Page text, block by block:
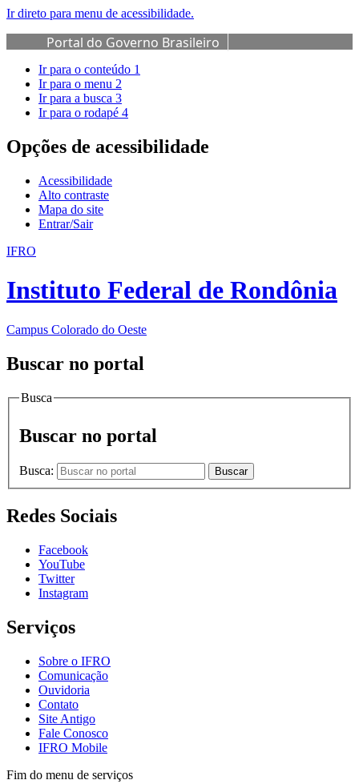
Ir direto para menu de acessibilidade.
Portal do Governo Brasileiro
Ir para o conteúdo 1
Ir para o menu 2
Ir para a busca 3
Ir para o rodapé 4
Opções de acessibilidade
Acessibilidade
Alto contraste
Mapa do site
Entrar/Sair
IFRO
Instituto Federal de Rondônia
Campus Colorado do Oeste
Buscar no portal
Busca
Buscar no portal
Busca: Buscar
Redes Sociais
Facebook
YouTube
Twitter
Instagram
Serviços
Sobre o IFRO
Comunicação
Ouvidoria
Contato
Site Antigo
Fale Conosco
IFRO Mobile
Fim do menu de serviços